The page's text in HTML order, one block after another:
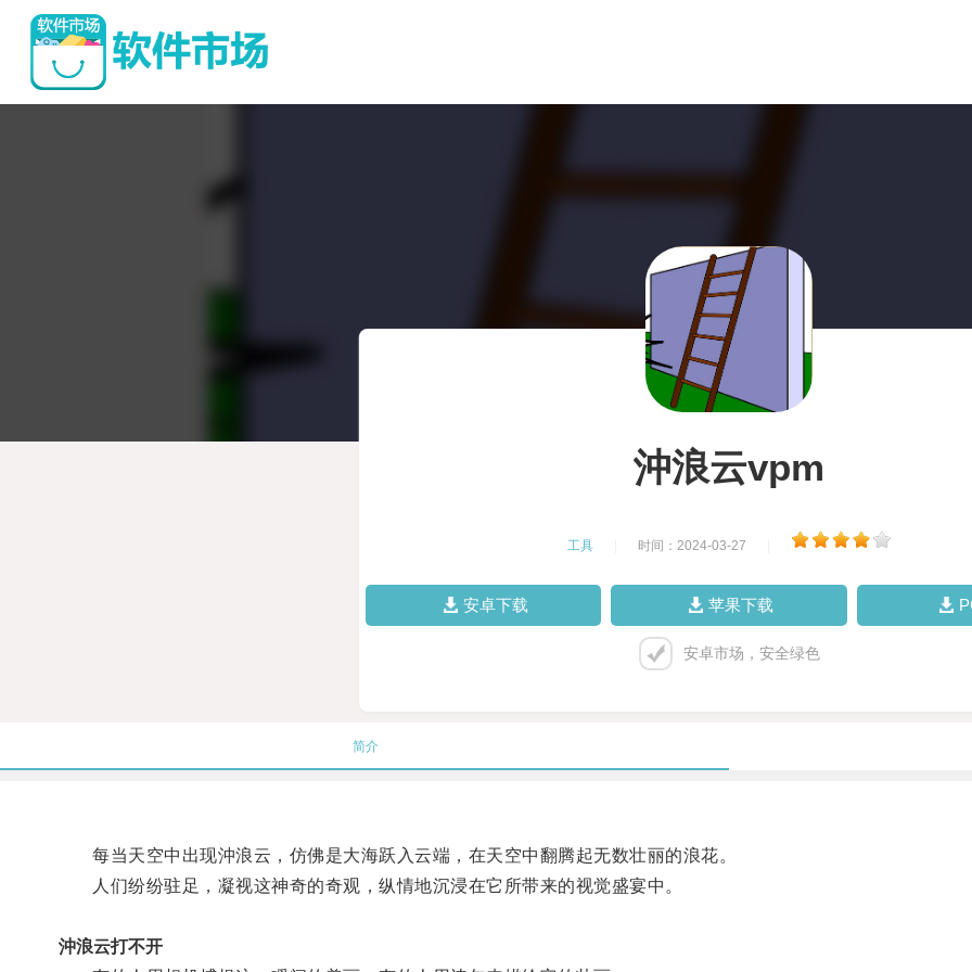
沖浪云vpm
工具 时间：2024-03-27
安卓下载 苹果下载
安卓市场，安全绿色
简介
每当天空中出现沖浪云，仿佛是大海跃入云端，在天空中翻腾起无数壮丽的浪花。
人们纷纷驻足，凝视这神奇的奇观，纵情地沉浸在它所带来的视觉盛宴中。
沖浪云打不开